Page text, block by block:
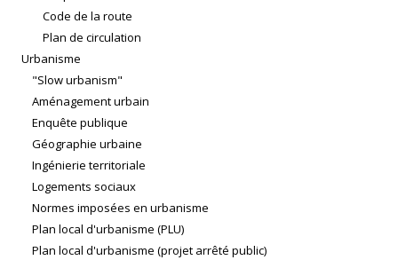
Code de la route
Plan de circulation
Urbanisme
"Slow urbanism"
Aménagement urbain
Enquête publique
Géographie urbaine
Ingénierie territoriale
Logements sociaux
Normes imposées en urbanisme
Plan local d'urbanisme (PLU)
Plan local d'urbanisme (projet arrêté public)